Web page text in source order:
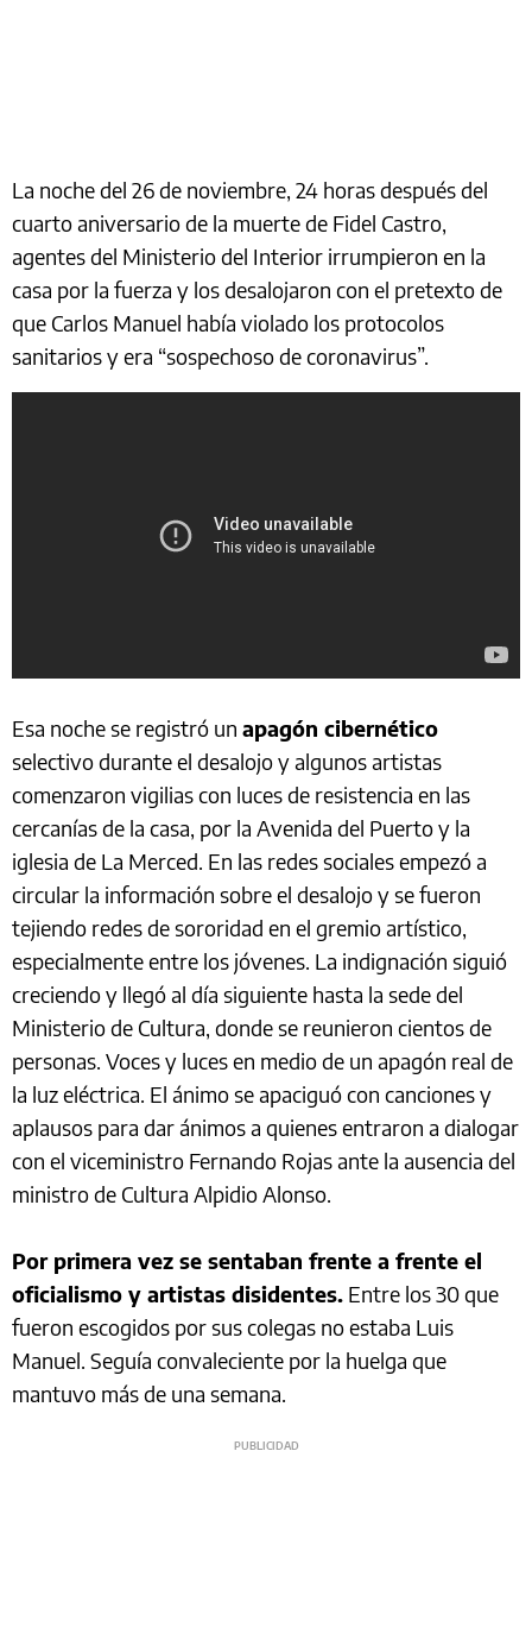
La noche del 26 de noviembre, 24 horas después del
cuarto aniversario de la muerte de Fidel Castro,
agentes del Ministerio del Interior irrumpieron en la
casa por la fuerza y los desalojaron con el pretexto de
que Carlos Manuel había violado los protocolos
sanitarios y era “sospechoso de coronavirus”.
Esa noche se registró un apagón cibernético
selectivo durante el desalojo y algunos artistas
comenzaron vigilias con luces de resistencia en las
cercanías de la casa, por la Avenida del Puerto y la
iglesia de La Merced. En las redes sociales empezó a
circular la información sobre el desalojo y se fueron
tejiendo redes de sororidad en el gremio artístico,
especialmente entre los jóvenes. La indignación siguió
creciendo y llegó al día siguiente hasta la sede del
Ministerio de Cultura, donde se reunieron cientos de
personas. Voces y luces en medio de un apagón real de
la luz eléctrica. El ánimo se apaciguó con canciones y
aplausos para dar ánimos a quienes entraron a dialogar
con el viceministro Fernando Rojas ante la ausencia del
ministro de Cultura Alpidio Alonso.
Por primera vez se sentaban frente a frente el
oficialismo y artistas disidentes. Entre los 30 que
fueron escogidos por sus colegas no estaba Luis
Manuel. Seguía convaleciente por la huelga que
mantuvo más de una semana.